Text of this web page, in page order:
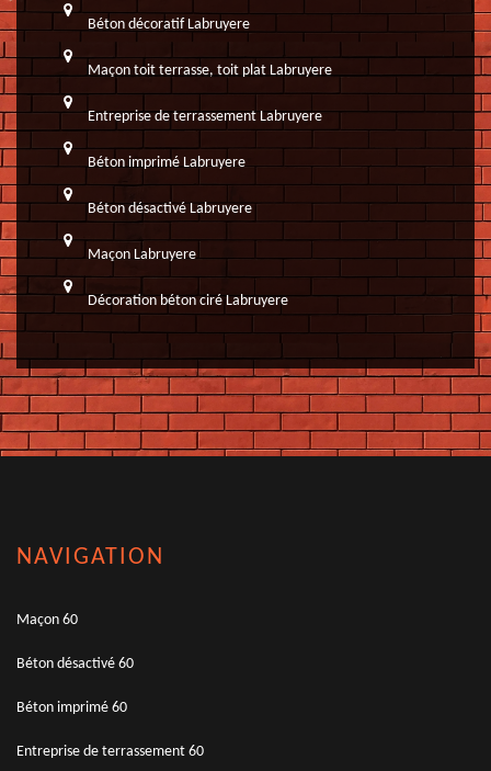
Béton décoratif Labruyere
Maçon toit terrasse, toit plat Labruyere
Entreprise de terrassement Labruyere
Béton imprimé Labruyere
Béton désactivé Labruyere
Maçon Labruyere
Décoration béton ciré Labruyere
NAVIGATION
Maçon 60
Béton désactivé 60
Béton imprimé 60
Entreprise de terrassement 60